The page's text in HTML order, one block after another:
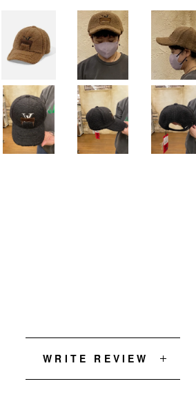
WRITE REVIEW